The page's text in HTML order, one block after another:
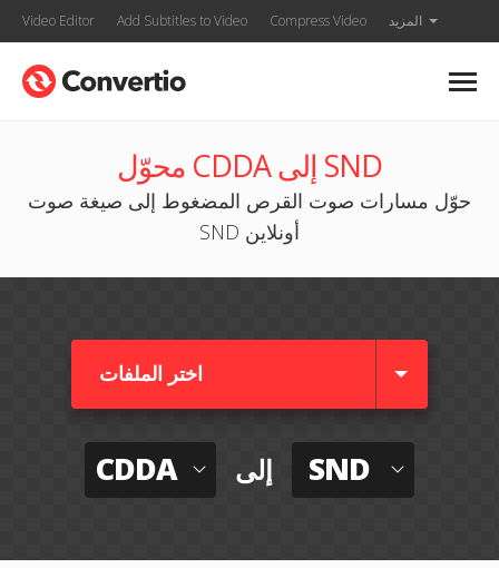
Video Editor Add Subtitles to Video Compress Video المزيد
محوّل CDDA إلى SND
حوّل مسارات صوت القرص المضغوط إلى صيغة صوت
SND أونلاين
اختر الملفات
CDDA إلى SND